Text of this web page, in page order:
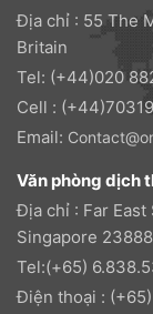
Địa chỉ : 55 The
Britain
Tel: (+44)020
Cell :
Email:
Văn phòng dịch
Địa chỉ : Far
Singapore
Tel:(+65)
Điện thoại :